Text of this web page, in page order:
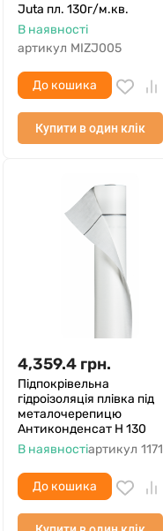
Juta пл. 130г/м.кв.
В наявності
артикул MIZJ005
До кошика
Купити в один клік
4,359.4 грн.
Підпокрівельна
гідроізоляція плівка під
металочерепицю
Антиконденсат Н 130
В наявностіартикул 1171
До кошика